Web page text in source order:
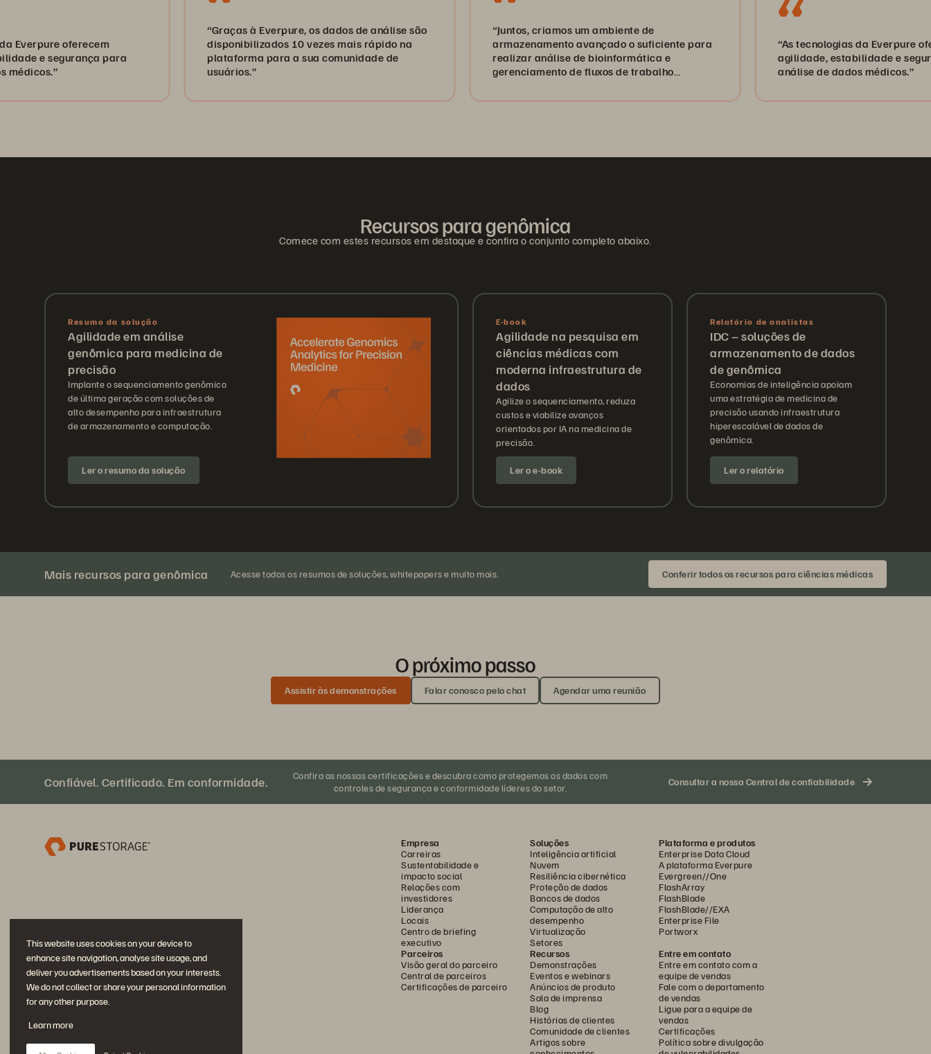
This website uses cookies on your device to
enhance site navigation, analyse site usage, and
deliver you advertisements based on your interests.
We do not collect or share your personal information
for any other purpose.
Learn more
oferecem
segurança para
“Graças à Everpure, os dados de análise são
disponibilizados 10 vezes mais rápido na
plataforma para a sua comunidade de
usuários.”
“Juntos, criamos um ambiente de
armazenamento avançado o suficiente para
realizar análise de bioinformática e
gerenciamento de fluxos de trabalho
facilidade de uso, simplicidade e
“As tecnologias da Everpure oferecem
agilidade, estabilidade e segurança
análise de dados médicos.”
Recursos para genômica
Comece com estes recursos em destaque e confira o conjunto completo abaixo.
Resumo da solução
Agilidade em análise
genômica para medicina de
precisão
Implante o sequenciamento genômico
de última geração com soluções de
alto desempenho para infraestrutura
de armazenamento e computação.
Ler o resumo da solução
E-book
Agilidade na pesquisa em
ciências médicas com
moderna infraestrutura de
dados
Agilize o sequenciamento, reduza
custos e viabilize avanços
orientados por IA na medicina de
precisão.
Ler o e-book
Relatório de analistas
IDC – soluções de
armazenamento de dados
de genômica
Economias de inteligência apoiam
uma estratégia de medicina de
precisão usando infraestrutura
hiperescalável de dados de
genômica.
Ler o relatório
Mais recursos para genômica Acesse todos os resumos de soluções, whitepapers e muito mais. Conferir todos os recursos para ciências médicas
O próximo passo
Assistir às demonstrações Falar conosco pelo chat Agendar uma reunião
Confiável. Certificado. Em conformidade.
Confira as nossas certificações e descubra como protegemos os dados com
controles de segurança e conformidade líderes do setor.
Consultar a nossa Central de confiabilidade
Empresa
Carreiras
Sustentabilidade e
impacto social
Relações com
investidores
Liderança
Locais
Centro de briefing
executivo
Soluções
Inteligência artificial
Nuvem
Resiliência cibernética
Proteção de dados
Bancos de dados
Computação de alto
desempenho
Virtualização
Setores
Plataforma e produtos
Enterprise Data Cloud
A plataforma Everpure
Evergreen//One
FlashArray
FlashBlade
FlashBlade//EXA
Enterprise File
Portworx
Parceiros
Visão geral do parceiro
Central de parceiros
Certificações de parceiro
Recursos
Demonstrações
Eventos e webinars
Anúncios de produto
Sala de imprensa
Blog
Histórias de clientes
Comunidade de clientes
Artigos sobre
Entre em contato
Entre em contato com a
equipe de vendas
Fale com o departamento
de vendas
Ligue para a equipe de
vendas
Certificações
Política sobre divulgação
Participe da conversa